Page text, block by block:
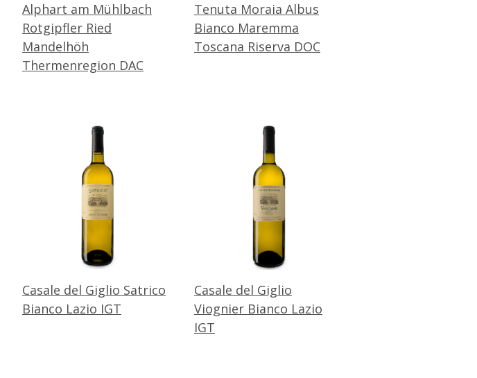
Alphart am Mühlbach
Rotgipfler Ried
Mandelhöh
Thermenregion DAC
Tenuta Moraia Albus
Bianco Maremma
Toscana Riserva DOC
Casale del Giglio Satrico
Bianco Lazio IGT
Casale del Giglio
Viognier Bianco Lazio
IGT